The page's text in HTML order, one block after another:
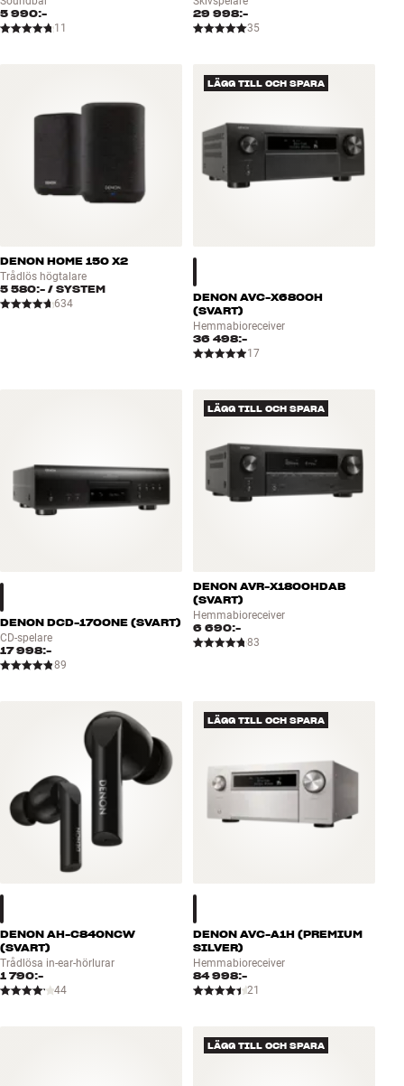
5 990:-
11
29 998:-
35
DENON HOME 150 X2
Trådlös högtalare
5 580:- / SYSTEM
634
LÄGG TILL OCH SPARA
DENON AVC-X6800H
(SVART)
Hemmabioreceiver
36 498:-
17
DENON DCD-1700NE (SVART)
CD-spelare
17 998:-
89
LÄGG TILL OCH SPARA
DENON AVR-X1800HDAB
(SVART)
Hemmabioreceiver
6 690:-
83
DENON AH-C840NCW
(SVART)
Trådlösa in-ear-hörlurar
1 790:-
44
LÄGG TILL OCH SPARA
DENON AVC-A1H (PREMIUM
SILVER)
Hemmabioreceiver
84 998:-
21
LÄGG TILL OCH SPARA